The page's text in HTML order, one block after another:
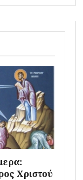
Χριστού